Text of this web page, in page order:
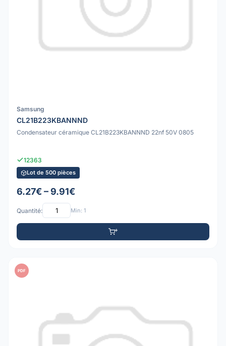
Samsung
CL21B223KBANNND
Condensateur céramique CL21B223KBANNND 22nf 50V 0805
12363
Lot de 500 pièces
6.27€ – 9.91€
Quantité: Min: 1
PDF